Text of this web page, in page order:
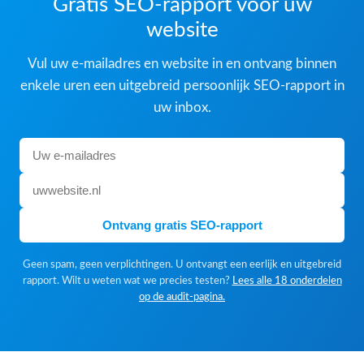
Gratis SEO-rapport voor uw
website
Vul uw e-mailadres en website in en ontvang binnen
enkele uren een uitgebreid persoonlijk SEO-rapport in
uw inbox.
Ontvang gratis SEO-rapport
Geen spam, geen verplichtingen. U ontvangt een eerlijk en uitgebreid
rapport. Wilt u weten wat we precies testen? Lees alle 18 onderdelen
op de audit-pagina.